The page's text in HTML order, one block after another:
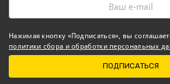
Нажимая кнопку «Подписаться», вы
политики сбора и обработки персональных
ПОДПИСАТЬСЯ